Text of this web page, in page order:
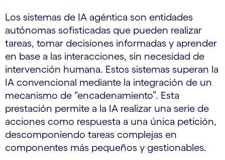
Los sistemas de IA agéntica son entidades
autónomas sofisticadas que pueden realizar
tareas, tomar decisiones informadas y aprender
en base a las interacciones, sin necesidad de
intervención humana. Estos sistemas superan la
IA convencional mediante la integración de un
mecanismo de “encadenamiento”. Esta
prestación permite a la IA realizar una serie de
acciones como respuesta a una única petición,
descomponiendo tareas complejas en
componentes más pequeños y gestionables.